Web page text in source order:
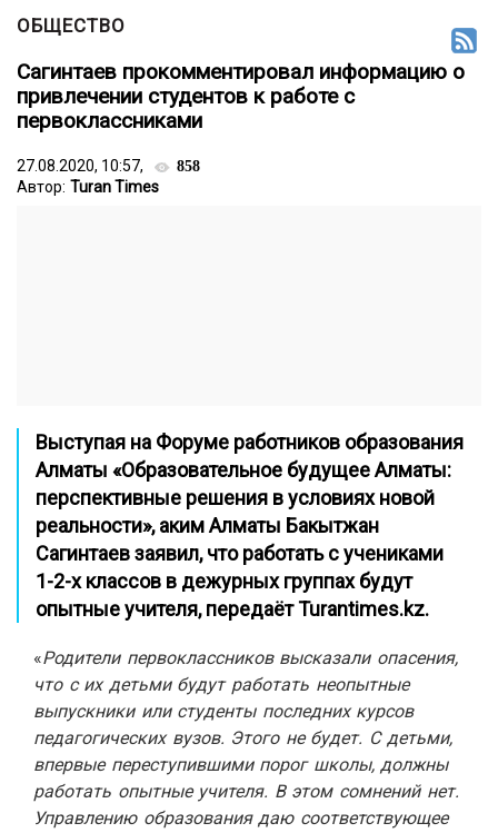
ОБЩЕСТВО
Сагинтаев прокомментировал информацию о
привлечении студентов к работе с
первоклассниками
27.08.2020, 10:57, 858
Автор: Turan Times
Выступая на Форуме работников образования
Алматы «Образовательное будущее Алматы:
перспективные решения в условиях новой
реальности», aким Алматы Бакытжан
Сагинтаев заявил, что работать с учениками
1-2-х классов в дежурных группах будут
опытные учителя, передаётTurantimes.kz.
«Родители первоклассников высказали опасения,
что с их детьми будут работать неопытные
выпускники или студенты последних курсов
педагогических вузов. Этого не будет. С детьми,
впервые переступившими порог школы, должны
работать опытные учителя. В этом сомнений нет.
Управлению образования даю соответствующее